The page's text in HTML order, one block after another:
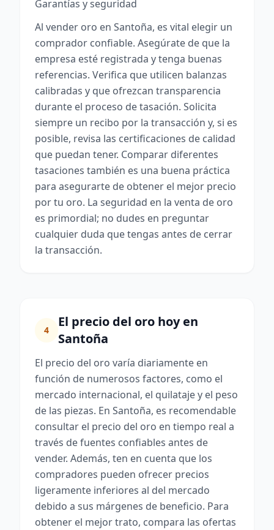
Garantías y seguridad
Al vender oro en Santoña, es vital elegir un
comprador confiable. Asegúrate de que la
empresa esté registrada y tenga buenas
referencias. Verifica que utilicen balanzas
calibradas y que ofrezcan transparencia
durante el proceso de tasación. Solicita
siempre un recibo por la transacción y, si es
posible, revisa las certificaciones de calidad
que puedan tener. Comparar diferentes
tasaciones también es una buena práctica
para asegurarte de obtener el mejor precio
por tu oro. La seguridad en la venta de oro
es primordial; no dudes en preguntar
cualquier duda que tengas antes de cerrar
la transacción.
4
El precio del oro hoy en
Santoña
El precio del oro varía diariamente en
función de numerosos factores, como el
mercado internacional, el quilataje y el peso
de las piezas. En Santoña, es recomendable
consultar el precio del oro en tiempo real a
través de fuentes confiables antes de
vender. Además, ten en cuenta que los
compradores pueden ofrecer precios
ligeramente inferiores al del mercado
debido a sus márgenes de beneficio. Para
obtener el mejor trato, compara las ofertas